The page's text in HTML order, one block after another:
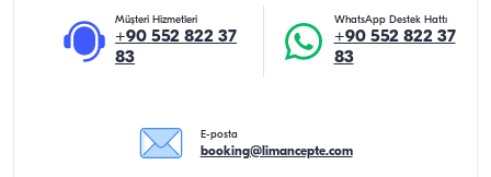
Müşteri Hizmetleri
+90 552 822 37
83
WhatsApp Destek Hattı
+90 552 822 37
83
E-posta
booking@limancepte.com